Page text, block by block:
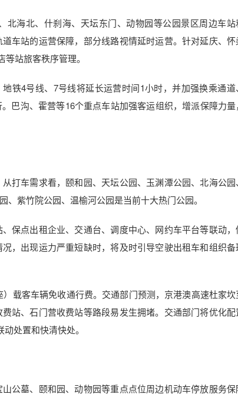
海北、什刹海、天坛东门、动物园等公园景区周边车站
车站的运营保障，部分线路视情延时运营。针对延庆、怀
站旅客秩序管理。
4号线、7号线将延长运营时间1小时，并加强换乘通道
巴沟、霍营等16个重点车站加强客运组织，增派保障力
车需求看，颐和园、天坛公园、玉渊潭公园、北海公园
紫竹院公园、温榆河公园是当前十大热门公园。
点出租企业、交通台、调度中心、网约车平台等联动，
，出现运力严重短缺时，将及时引导空驶出租车和组织备
客车辆免收通行费。交通部门预测，京港澳高速杜家坎
站、石门营收费站等路段易发生拥堵。交通部门将优化配
处置和快清快处。
墓、颐和园、动物园等重点点位周边机动车停放服务保